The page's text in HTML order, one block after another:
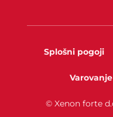
Splošni pogoji
© Xenon forte